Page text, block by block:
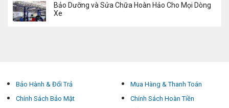
Bảo Dưỡng và Sửa Chữa Hoàn Hảo Cho Mọi Dòng
Xe
Bảo Hành & Đổi Trả
Chính Sách Bảo Mật
Mua Hàng & Thanh Toán
Chính Sách Hoàn Tiền